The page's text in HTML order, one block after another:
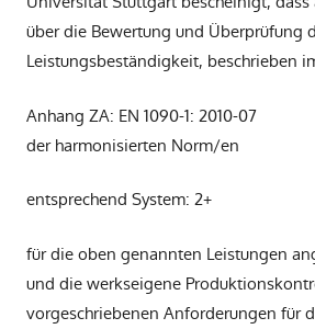
über die Bewertung und Überprüfung
Leistungsbeständigkeit, beschrieben
Anhang ZA: EN 1090-1: 2010-07
der harmonisierten Norm/en
entsprechend System: 2+
für die oben genannten Leistungen
und die werkseigene
vorgeschriebenen Anforderungen für